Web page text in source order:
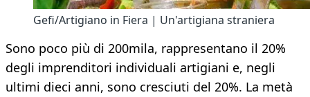
Gefi/Artigiano in Fiera | Un'artigiana straniera
Sono poco più di 200mila, rappresentano il 20%
degli imprenditori individuali artigiani e, negli
ultimi dieci anni, sono cresciuti del 20%. La metà